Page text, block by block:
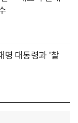
명 대통령과 '찰